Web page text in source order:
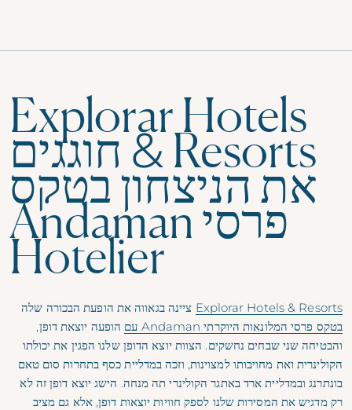
Explorar Hotels
& Resorts חוגגים
את הניצחון בטקס
פרסי Andaman
Hotelier
Explorar Hotels & Resorts ציינה בגאווה את הופעת הבכורה שלה
בטקס פרסי המלונאות היוקרתי Andaman עם
הופעה יוצאת דופן,
והבטיחה שני שבחים נחשקים. הצוות יוצא הדופן שלנו הפגין את יכולתו
הקולינרית ואת מחויבותו למצוינות, וזכה במדליית כסף בתחרות סום טאם
בונתרנג ובמדליית ארד באתגר הקולינרי תה מנחה. הישג יוצא דופן זה לא
רק מדגיש את המסירות שלנו לספק חוויות יוצאות דופן, אלא גם מציב